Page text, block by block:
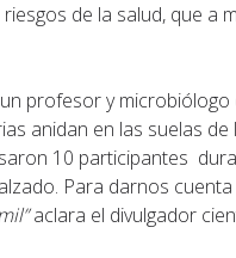
de la salud, que a
profesor y
anidan en las suelas de
10 participantes
Para darnos
aclara el divulgador